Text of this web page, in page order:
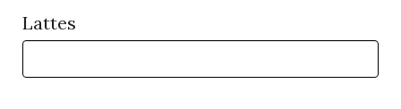
Lattes